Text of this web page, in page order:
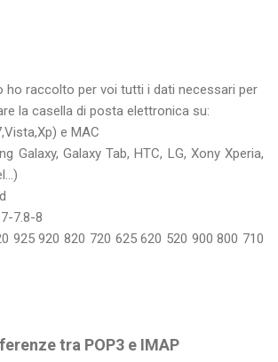
ho raccolto per voi tutti i dati necessari per
la casella di posta elettronica su:
e MAC
Galaxy, Galaxy Tab, HTC, LG, Xony Xperia,
7.8-8
925 920 820 720 625 620 520 900 800 710
tra POP3 e IMAP